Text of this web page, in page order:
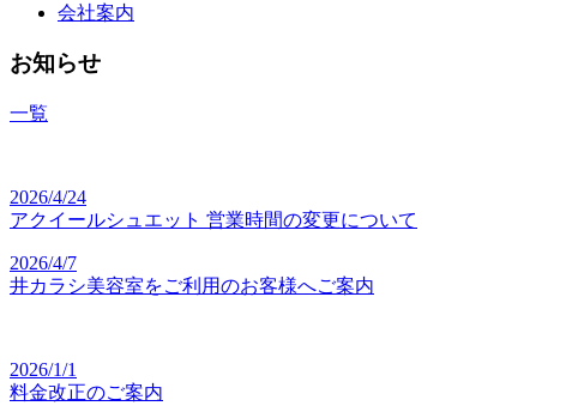
会社案内
お知らせ
一覧
2026/4/24
アクイールシュエット 営業時間の変更について
2026/4/7
井カラシ美容室をご利用のお客様へご案内
2026/1/1
料金改正のご案内